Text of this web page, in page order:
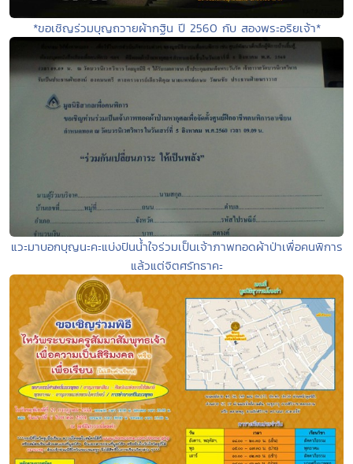
*ขอเชิญร่วมบุญถวายผ้ากฐิน ปี 2560 กับ สองพระอริยเจ้า*
แวะมาบอกบุญนะคะแบ่งปันน้ำใจร่วมเป็นเจ้าภาพทอดผ้าป่าเพื่อคนพิการ
แล้วแต่จิตศรัทธาคะ